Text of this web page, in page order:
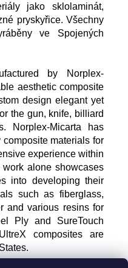
jako sklolaminát,
pryskyřice. Všechny
ve Spojených
by Norplex-
aesthetic composite
design elegant yet
the gun, knife, billiard
Norplex-Micarta has
materials for
experience within
alone showcases
into developing their
such as fiberglass,
and various resins for
Ply and SureTouch
composites are